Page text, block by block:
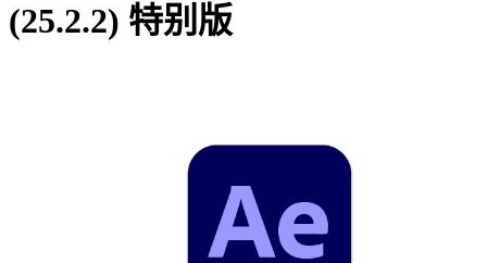
(25.2.2) 特别版